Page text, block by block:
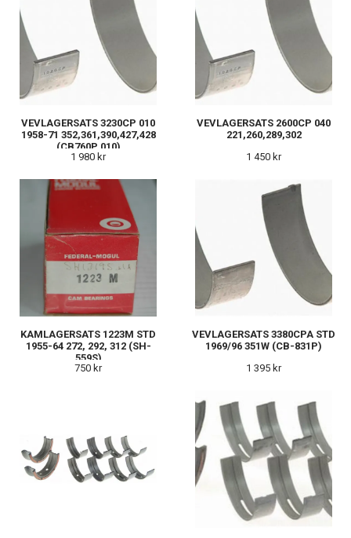
VEVLAGERSATS 3230CP 010
1958-71 352,361,390,427,428
(CB760P 010)
1 980 kr
VEVLAGERSATS 2600CP 040
221,260,289,302
1 450 kr
KAMLAGERSATS 1223M STD
1955-64 272, 292, 312 (SH-
559S)
750 kr
VEVLAGERSATS 3380CPA STD
1969/96 351W (CB-831P)
1 395 kr